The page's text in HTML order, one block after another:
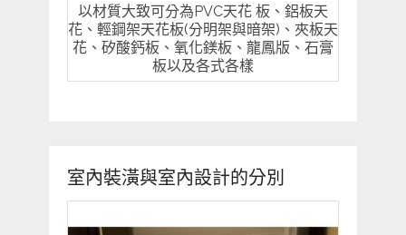
以材質大致可分為PVC天花 板、鋁板天
花、輕鋼架天花板(分明架與暗架)、夾板天
花、矽酸鈣板、氧化鎂板、龍鳳版、石膏
板以及各式各樣
室內裝潢與室內設計的分別